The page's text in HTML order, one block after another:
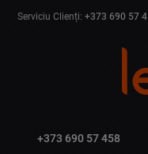
Serviciu Clienți:+373 690 57
+373 690 57 458